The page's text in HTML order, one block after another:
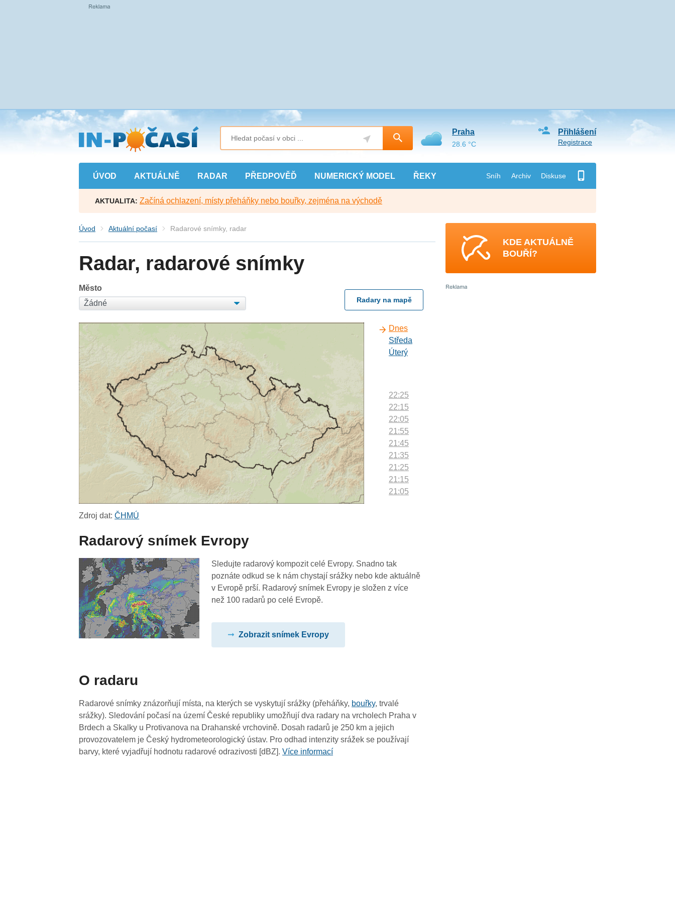
Přejít
na
hlavní
obsah
ÚVOD AKTUÁLNĚ RADAR PŘEDPOVĚĎ NUMERICKÝ MODEL ŘEKY Sníh Archiv Diskuse
Přihlášení
Registrace
Praha
28.6 °C
AKTUALITA: Začíná ochlazení, místy přeháňky nebo bouřky, zejména na východě
Úvod Aktuální počasí Radarové snímky, radar
Radar, radarové snímky
Město
Radary na mapě
Dnes
Středa
Úterý
22:25
22:15
22:05
21:55
21:45
21:35
21:25
21:15
21:05
20:05
19:55
19:45
18:05
17:55
17:45
17:35
Zdroj dat:ČHMÚ
Radarový snímek Evropy
Sledujte radarový kompozit celé Evropy. Snadno tak
poznáte odkud se k nám chystají srážky nebo kde aktuálně
v Evropě prší. Radarový snímek Evropy je složen z více
než 100 radarů po celé Evropě.
Zobrazit snímek Evropy
O radaru
Radarové snímky znázorňují místa, na kterých se vyskytují srážky (přeháňky, bouřky, trvalé
srážky). Sledování počasí na území České republiky umožňují dva radary na vrcholech Praha v
Brdech a Skalky u Protivanova na Drahanské vrchovině. Dosah radarů je 250 km a jejich
provozovatelem je Český hydrometeorologický ústav. Pro odhad intenzity srážek se používají
barvy, které vyjadřují hodnotu radarové odrazivosti [dBZ].Více informací
KDE AKTUÁLNĚ
BOUŘÍ?